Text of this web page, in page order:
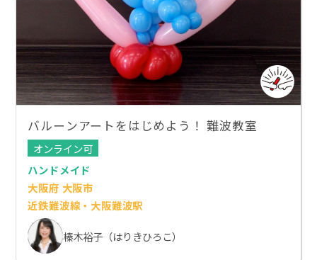
バルーンアートをはじめよう！ 難波教室
オンライン可
ハンドメイド
大阪府 大阪市
近鉄難波線・大阪難波駅
榛木裕子（はりきひろこ）